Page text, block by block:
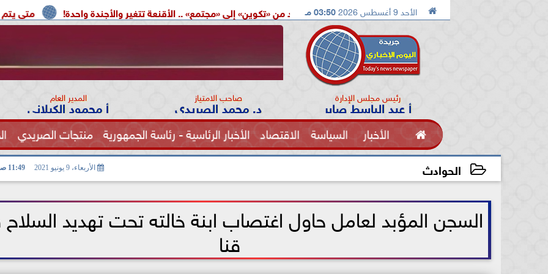
 الأحد 9 أغسطس 2026 03:50 مـ متى يتم إعادة تشغيل الدكتور محمد الصريدي يكشف المخطط الجديد من «تكوين» إلى «مجتمع» .. الأقنعة تتغير والأجندة واحدة!
رئيس مجلس الإدارة
أ عبد الباسط صابر صاحب الامتياز
د. محمد الصريدي المدير العام
أ محمود الكيلاني
 الأخبار السياسة الاقتصاد الأخبار الرئاسية - رئاسة الجمهورية منتجات الصريدي
الفنون الصحة الحوادث الأربعاء، 9 يونيو 2021 11:49 صـ
السجن المؤبد لعامل حاول اغتصاب ابنة خالته تحت تهديد
قنا